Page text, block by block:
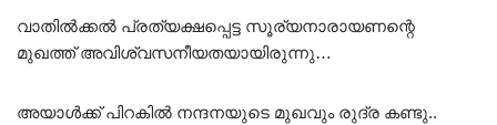
വാതിൽക്കൽ പ്രത്യക്ഷപ്പെട്ട സൂര്യനാരായണന്റെ
മുഖത്ത് അവിശ്വസനീയതയായിരുന്നു…
അയാൾക്ക് പിറകിൽ നന്ദനയുടെ മുഖവും രുദ്ര കണ്ടു..